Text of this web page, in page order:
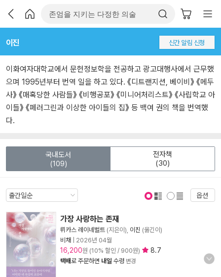
이진 신간 알림 신청
이화여자대학교에서 문헌정보학을 전공하고 광고대행사에서 근무했
으며 1995년부터 번역 일을 하고 있다. 《디트랜지션, 베이비》 《메두
사》 《매혹당한 사람들》 《비행공포》 《미니어처리스트》 《사립학교 아
이들》 《페러그린과 이상한 아이들의 집》 등 백여 권의 책을 번역했
다.
국내도서
(109)
전자책
(30)
옵션
가장 사랑하는 존재
뤼카스 레이네벌트 (지은이), 이진 (옮긴이)
비채
2026년 04월
16,200원 (10% 할인 / 900원) 8.7
택배로 주문하면 내일 수령 변경